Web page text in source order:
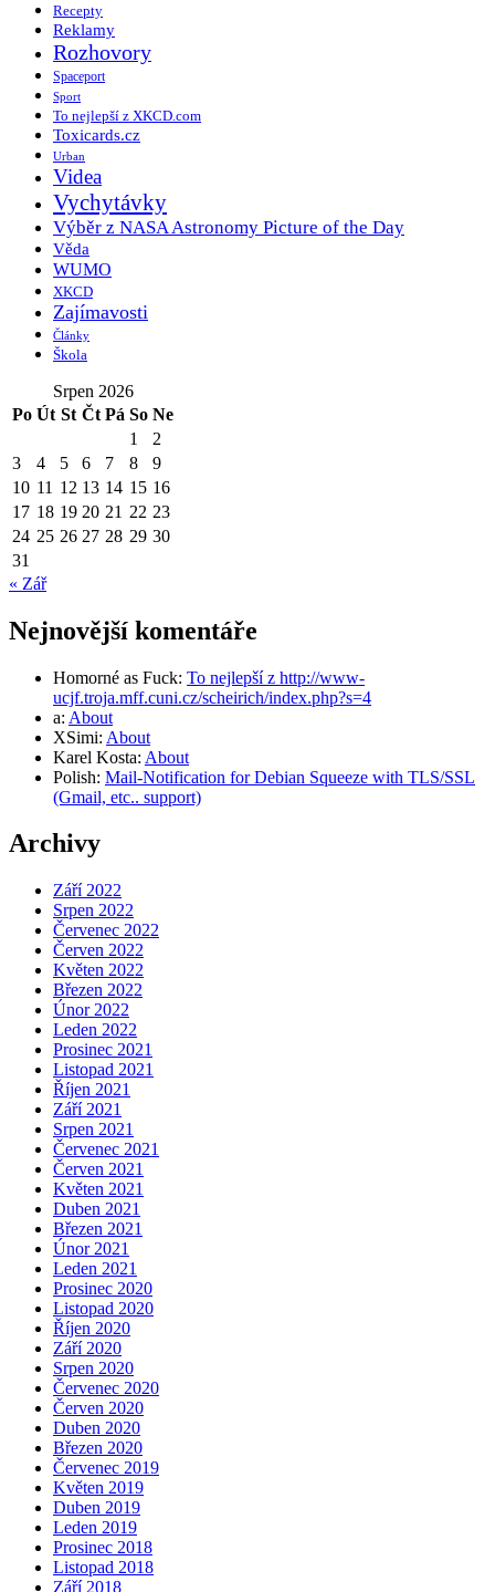
Recepty
Reklamy
Rozhovory
Spaceport
Sport
To nejlepší z XKCD.com
Toxicards.cz
Urban
Videa
Vychytávky
Výběr z NASA Astronomy Picture of the Day
Věda
WUMO
XKCD
Zajímavosti
Články
Škola
Srpen 2026
Po Út St Čt Pá So Ne
1
2
3
4 5 6 7 8
9
10 11 12 13 14 15 16
17 18 19 20 21 22 23
24 25 26 27 28 29 30
31
« Zář
Nejnovější komentáře
Homorné as Fuck: To nejlepší z http://www-
ucjf.troja.mff.cuni.cz/scheirich/index.php?s=4
a: About
XSimi: About
Karel Kosta: About
Polish: Mail-Notification for Debian Squeeze with TLS/SSL
(Gmail, etc.. support)
Archivy
Září 2022
Srpen 2022
Červenec 2022
Červen 2022
Květen 2022
Březen 2022
Únor 2022
Leden 2022
Prosinec 2021
Listopad 2021
Říjen 2021
Září 2021
Srpen 2021
Červenec 2021
Červen 2021
Květen 2021
Duben 2021
Březen 2021
Únor 2021
Leden 2021
Prosinec 2020
Listopad 2020
Říjen 2020
Září 2020
Srpen 2020
Červenec 2020
Červen 2020
Duben 2020
Březen 2020
Červenec 2019
Květen 2019
Duben 2019
Leden 2019
Prosinec 2018
Listopad 2018
Září 2018